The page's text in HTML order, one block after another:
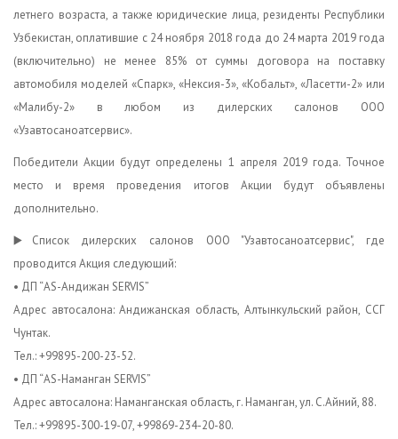
летнего возраста, а также юридические лица, резиденты Республики
Узбекистан, оплатившие с 24 ноября 2018 года до 24 марта 2019 года
(включительно) не менее 85% от суммы договора на поставку
автомобиля моделей «Спарк», «Нексия-3», «Кобальт», «Ласетти-2» или
«Малибу-2» в любом из дилерских салонов ООО
«Узавтосаноатсервис».
Победители Акции будут определены 1 апреля 2019 года. Точное
место и время проведения итогов Акции будут объявлены
дополнительно.
▶️ Список дилерских салонов ООО "Узавтосаноатсервис", где
проводится Акция следующий:
• ДП “AS-Андижан SERVIS”
Адрес автосалона: Андижанская область, Алтынкульский район, ССГ
Чунтак.
Тел.: +99895-200-23-52.
• ДП “AS-Наманган SERVIS”
Адрес автосалона: Наманганская область, г. Наманган, ул. С.Айний, 88.
Тел.: +99895-300-19-07, +99869-234-20-80.